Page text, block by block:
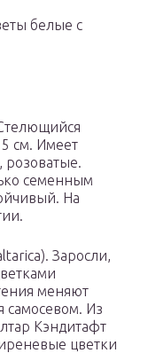
белые с
см. Имеет
розоватые.
семенным
На
Заросли,
меняют
самосевом. Из
Кэндитафт
цветки